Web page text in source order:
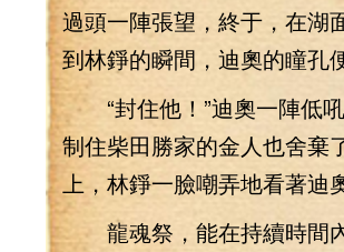
過頭一陣張望，終于，在湖
到林錚的瞬間，迪奧的瞳孔
“封住他！”迪奧一陣低吼
制住柴田勝家的金人也舍棄
上，林錚一臉嘲弄地看著迪
龍魂祭，能在持續時間內